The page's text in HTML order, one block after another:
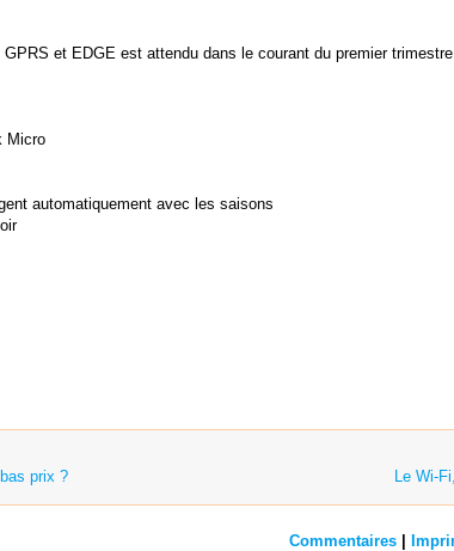
et EDGE est attendu dans le courant du premier
Micro
automatiquement avec les saisons
prix ?
Le Wi-
Commentaires |